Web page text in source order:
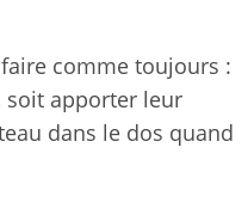
comme toujours :
soit apporter leur
dans le dos quand